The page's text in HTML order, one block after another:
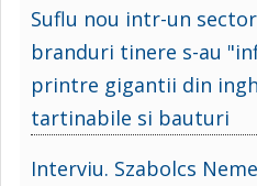
Suflu nou intr-un
branduri tinere s-au
printre gigantii din
tartinabile si bauturi
Interviu. Szabolcs